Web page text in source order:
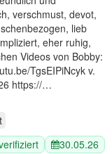
verschmust, devot,
lieb
eher ruhig,
Videos von Bobby:
TgsEIPiNcyk v.
https://…
30.05.26